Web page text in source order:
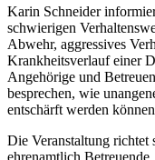
Karin Schneider
schwierigen
Abwehr, aggressives
Krankheitsverlauf einer
Angehörige und
besprechen, wie
entschärft werden
Die Veranstaltung